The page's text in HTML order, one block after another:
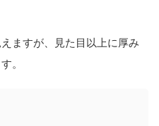
ますが、見た目以上に厚み
。